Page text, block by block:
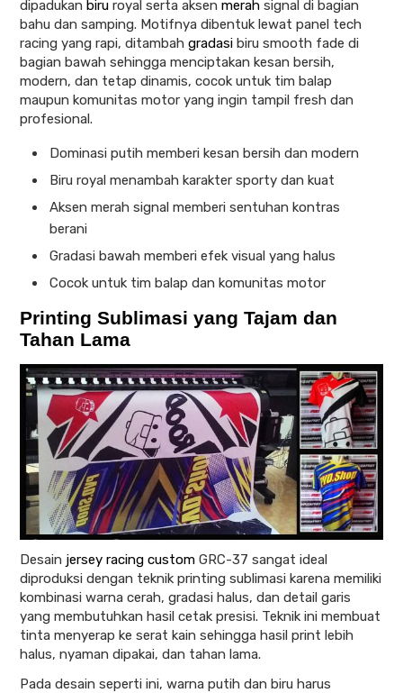
dipadukan biru royal serta aksen merah signal di bagian
bahu dan samping. Motifnya dibentuk lewat panel tech
racing yang rapi, ditambah gradasi biru smooth fade di
bagian bawah sehingga menciptakan kesan bersih,
modern, dan tetap dinamis, cocok untuk tim balap
maupun komunitas motor yang ingin tampil fresh dan
profesional.
Dominasi putih memberi kesan bersih dan modern
Biru royal menambah karakter sporty dan kuat
Aksen merah signal memberi sentuhan kontras
berani
Gradasi bawah memberi efek visual yang halus
Cocok untuk tim balap dan komunitas motor
Printing Sublimasi yang Tajam dan
Tahan Lama
Desain jersey racing custom GRC-37 sangat ideal
diproduksi dengan teknik printing sublimasi karena memiliki
kombinasi warna cerah, gradasi halus, dan detail garis
yang membutuhkan hasil cetak presisi. Teknik ini membuat
tinta menyerap ke serat kain sehingga hasil print lebih
halus, nyaman dipakai, dan tahan lama.
Pada desain seperti ini, warna putih dan biru harus